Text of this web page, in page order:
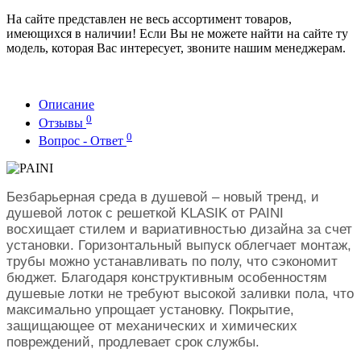
На сайте представлен не весь ассортимент товаров,
имеющихся в наличии! Если Вы не можете найти на сайте ту
модель, которая Вас интересует, звоните нашим менеджерам.
Описание
Отзывы 0
Вопрос - Ответ 0
Безбарьерная среда в душевой – новый тренд, и
душевой лоток с решеткой KLASIK от PAINI
восхищает стилем и вариативностью дизайна за счет
установки. Горизонтальный выпуск облегчает монтаж,
трубы можно устанавливать по полу, что сэкономит
бюджет. Благодаря конструктивным особенностям
душевые лотки не требуют высокой заливки пола, что
максимально упрощает установку. Покрытие,
защищающее от механических и химических
повреждений, продлевает срок службы.